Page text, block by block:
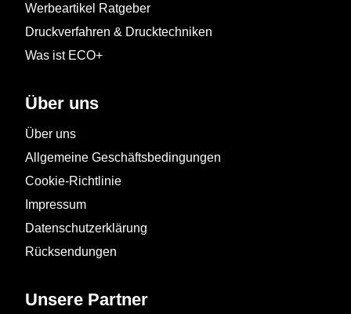
Werbeartikel Ratgeber
Druckverfahren & Drucktechniken
Was ist ECO+
Über uns
Über uns
Allgemeine Geschäftsbedingungen
Cookie-Richtlinie
Impressum
Datenschutzerklärung
Rücksendungen
Unsere Partner